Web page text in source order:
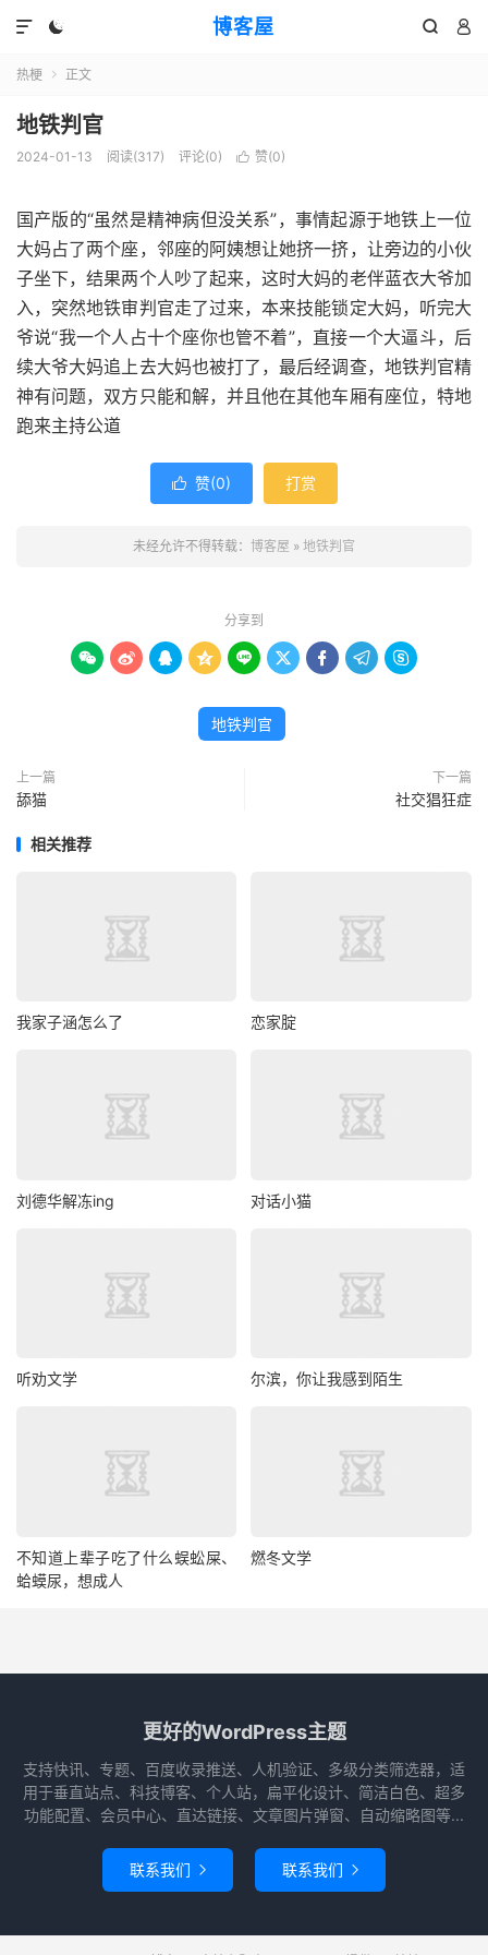
博客屋
  

热梗  正文
地铁判官
2024-01-13 阅读(317) 评论(0)  赞(0)
国产版的“虽然是精神病但没关系”，事情起源于地铁上一位
大妈占了两个座，邻座的阿姨想让她挤一挤，让旁边的小伙
子坐下，结果两个人吵了起来，这时大妈的老伴蓝衣大爷加
入，突然地铁审判官走了过来，本来技能锁定大妈，听完大
爷说“我一个人占十个座你也管不着”，直接一个大逼斗，后
续大爷大妈追上去大妈也被打了，最后经调查，地铁判官精
神有问题，双方只能和解，并且他在其他车厢有座位，特地
跑来主持公道
 赞(0) 打赏
未经允许不得转载： 博客屋 » 地铁判官
分享到
        
地铁判官
上一篇
舔猫
下一篇
社交猖狂症
相关推荐
我家子涵怎么了 恋家腚
刘德华解冻ing 对话小猫
听劝文学 尔滨，你让我感到陌生
不知道上辈子吃了什么蜈蚣屎、
蛤蟆尿，想成人
燃冬文学
更好的WordPress主题
支持快讯、专题、百度收录推送、人机验证、多级分类筛选器，适
用于垂直站点、科技博客、个人站，扁平化设计、简洁白色、超多
功能配置、会员中心、直达链接、文章图片弹窗、自动缩略图等...
联系我们  联系我们 